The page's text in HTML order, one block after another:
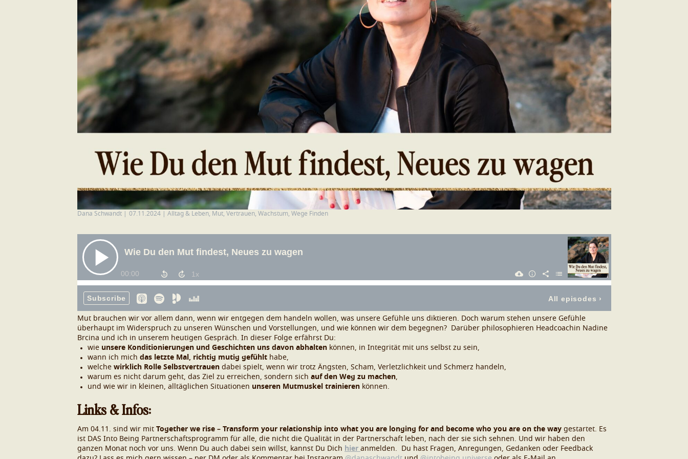
Dana Schwandt 07.11.2024 Alltag & Leben Mut Vertrauen Wachstum Wege Finden
Mut brauchen wir vor allem dann, wenn wir entgegen dem handeln wollen, was unsere Gefühle uns diktieren. Doch warum stehen unsere Gefühle
überhaupt im Widerspruch zu unseren Wünschen und Vorstellungen, und wie können wir dem begegnen?
Darüber philosophieren Headcoachin Nadine
Brcina und ich in unserem heutigen Gespräch. In dieser Folge erfährst Du:
wie unsere Konditionierungen und Geschichten uns davon abhalten können, in Integrität mit uns selbst zu sein,
wann ich mich das letzte Mal, richtig mutig gefühlt habe,
welche wirklich Rolle Selbstvertrauen dabei spielt, wenn wir trotz Ängsten, Scham, Verletzlichkeit und Schmerz handeln,
warum es nicht darum geht, das Ziel zu erreichen, sondern sich auf den Weg zu machen,
und wie wir in kleinen, alltäglichen Situationen unseren Mutmuskel trainieren können.
Links & Infos:
Am 04.11. sind wir mit Together we rise – Transform your relationship into what you are longing for and become who you are on the way gestartet. Es
ist DAS Into Being Partnerschaftsprogramm für alle, die nicht die Qualität in der Partnerschaft leben, nach der sie sich sehnen. Und wir haben den
ganzen Monat noch vor uns. Wenn Du auch dabei sein willst, kannst Du Dich hier anmelden.
Du hast Fragen, Anregungen, Gedanken oder Feedback